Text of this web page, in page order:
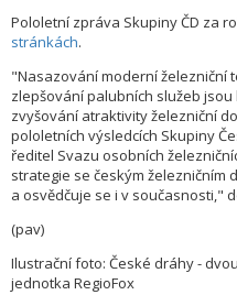
Pololetní zpráva Skupiny ČD za
stránkách.
"Nasazování moderní železniční
zlepšování palubních služeb
zvyšování atraktivity železniční
pololetních výsledcích Skupiny
ředitel Svazu osobních
strategie se českým železničním
a osvědčuje se i v současnosti,"
(pav)
Ilustrační foto: České dráhy -
jednotka RegioFox